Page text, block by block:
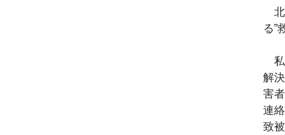
北
る”
私
解
害
連
致